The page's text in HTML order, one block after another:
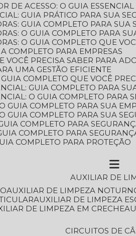
DE ACESSO: O GUIA ESSENCIAL
GUIA PRÁTICO PARA SUA
GUIA COMPLETO PARA SUA
O GUIA COMPLETO PARA
O GUIA COMPLETO QUE
COMPLETO PARA EMPRESAS
VOCÊ PRECISA SABER PARA
UMA GESTÃO EFICIENTE
COMPLETO QUE VOCÊ
GUIA COMPLETO PARA
O GUIA COMPLETO PARA
GUIA COMPLETO PARA SUA
GUIA COMPLETO PARA SUA
COMPLETO PARA
COMPLETO PARA
COMPLETO PARA PROTEÇÃO
AUXILIAR DE
AUXILIAR DE LIMPEZA
AUXILIAR DE LIMPEZA
DE LIMPEZA EM CRECHE
CIRCUITOS DE